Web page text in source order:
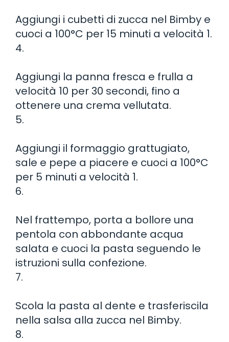
Aggiungi i cubetti di zucca nel Bimby e
cuoci a 100°C per 15 minuti a velocità 1.
4.
Aggiungi la panna fresca e frulla a
velocità 10 per 30 secondi, fino a
ottenere una crema vellutata.
5.
Aggiungi il formaggio grattugiato,
sale e pepe a piacere e cuoci a 100°C
per 5 minuti a velocità 1.
6.
Nel frattempo, porta a bollore una
pentola con abbondante acqua
salata e cuoci la pasta seguendo le
istruzioni sulla confezione.
7.
Scola la pasta al dente e trasferiscila
nella salsa alla zucca nel Bimby.
8.